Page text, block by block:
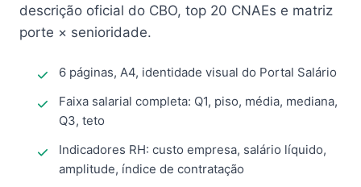
descrição oficial do CBO, top 20 CNAEs e matriz
porte × senioridade.
6 páginas, A4, identidade visual do Portal Salário
Faixa salarial completa: Q1, piso, média, mediana,
Q3, teto
Indicadores RH: custo empresa, salário líquido,
amplitude, índice de contratação